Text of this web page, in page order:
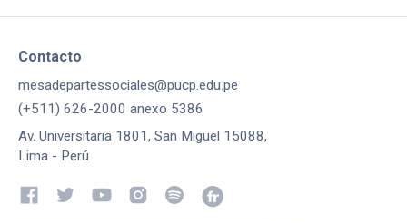
Contacto
mesadepartessociales@pucp.edu.pe
(+511) 626-2000 anexo 5386
Av. Universitaria 1801, San Miguel 15088,
Lima - Perú